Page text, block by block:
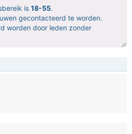
is 18-55.
gecontacteerd te worden.
worden door leden zonder